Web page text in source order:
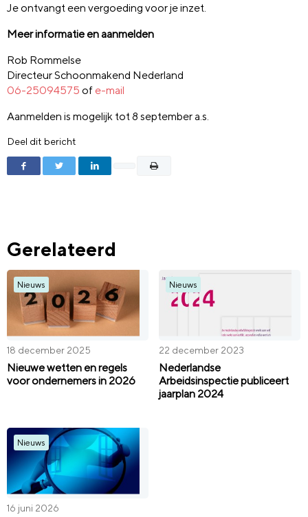
Je ontvangt een vergoeding voor je inzet.
Meer informatie en aanmelden
Rob Rommelse
Directeur Schoonmakend Nederland
06-25094575 of e-mail
Aanmelden is mogelijk tot 8 september a.s.
Deel dit bericht
Gerelateerd
Nieuws
18 december 2025
Nieuwe wetten en regels
voor ondernemers in 2026
Nieuws
22 december 2023
Nederlandse
Arbeidsinspectie publiceert
jaarplan 2024
Nieuws
16 juni 2026